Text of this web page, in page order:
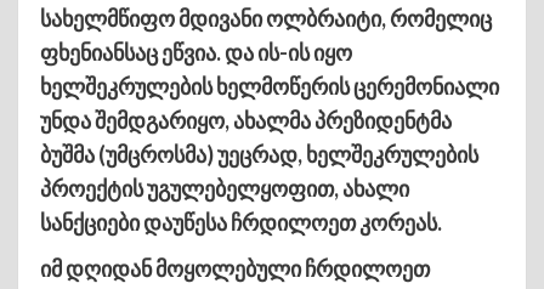
სახელმწიფო მდივანი ოლბრაიტი, რომელიც
ფხენიანსაც ეწვია. და ის-ის იყო
ხელშეკრულების ხელმოწერის ცერემონიალი
უნდა შემდგარიყო, ახალმა პრეზიდენტმა
ბუშმა (უმცროსმა) უეცრად, ხელშეკრულების
პროექტის უგულებელყოფით, ახალი
სანქციები დაუწესა ჩრდილოეთ კორეას.
იმ დღიდან მოყოლებული ჩრდილოეთ